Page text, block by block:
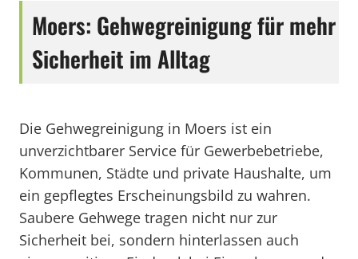
Moers: Gehwegreinigung für mehr
Sicherheit im Alltag
Die Gehwegreinigung in Moers ist ein
unverzichtbarer Service für Gewerbebetriebe,
Kommunen, Städte und private Haushalte, um
ein gepflegtes Erscheinungsbild zu wahren.
Saubere Gehwege tragen nicht nur zur
Sicherheit bei, sondern hinterlassen auch